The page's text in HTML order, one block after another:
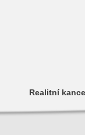
Realitní